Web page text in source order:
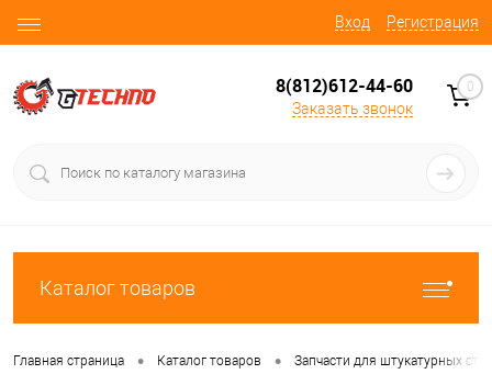
Вход Регистрация
8(812)612-44-60
Заказать звонок
0
Каталог товаров
Главная страница • Каталог товаров • Запчасти для штукатурных